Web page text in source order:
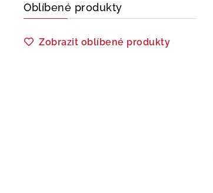
Oblíbené produkty
Zobrazit oblíbené produkty